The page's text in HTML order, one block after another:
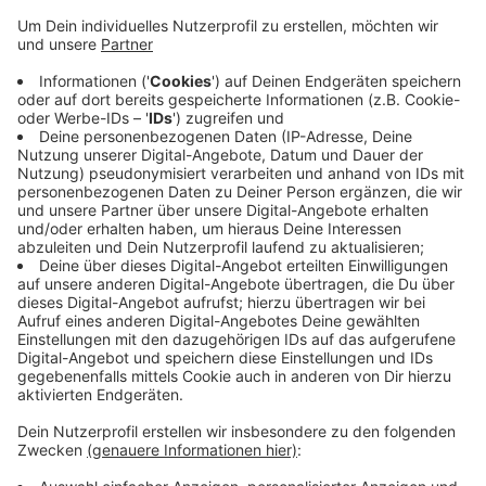
höherstehende IS-Mitglieder weitergegeben
haben. Freigesprochen wurde er hingegen vom
Vorwurf, an Gewalttaten und Hinrichtungen
beteiligt gewesen zu sein. Die Zeugen für diese
Vorwürfe hätten sich widersprüchlich geäußert,
begründete der Richter das. Der Mann war 2015
nach Deutschland geflüchtet und lebte vor seiner
Verhaftung in Wuppertal.
Veröffentlicht:Freitag, 20.12.2024 14:13
Anzeige